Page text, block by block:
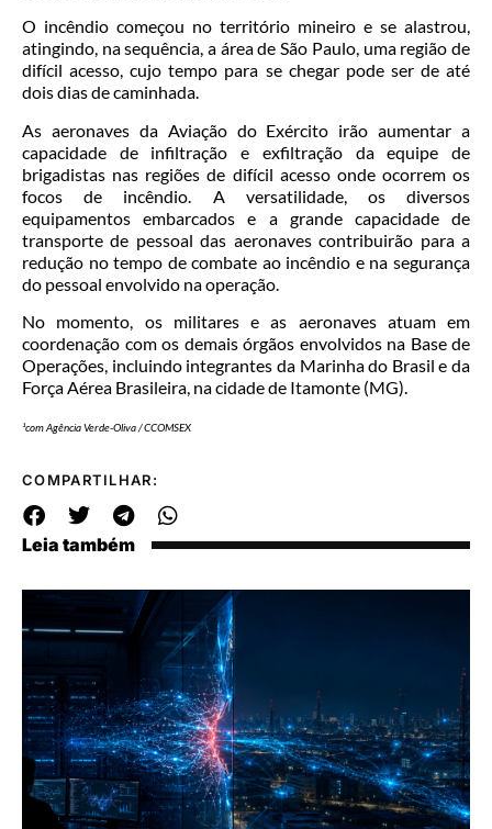
O incêndio começou no território mineiro e se alastrou,
atingindo, na sequência, a área de São Paulo, uma região de
difícil acesso, cujo tempo para se chegar pode ser de até
dois dias de caminhada.
As aeronaves da Aviação do Exército irão aumentar a
capacidade de infiltração e exfiltração da equipe de
brigadistas nas regiões de difícil acesso onde ocorrem os
focos de incêndio. A versatilidade, os diversos
equipamentos embarcados e a grande capacidade de
transporte de pessoal das aeronaves contribuirão para a
redução no tempo de combate ao incêndio e na segurança
do pessoal envolvido na operação.
No momento, os militares e as aeronaves atuam em
coordenação com os demais órgãos envolvidos na Base de
Operações, incluindo integrantes da Marinha do Brasil e da
Força Aérea Brasileira, na cidade de Itamonte (MG).
¹com Agência Verde-Oliva / CCOMSEX
COMPARTILHAR:
Leia também